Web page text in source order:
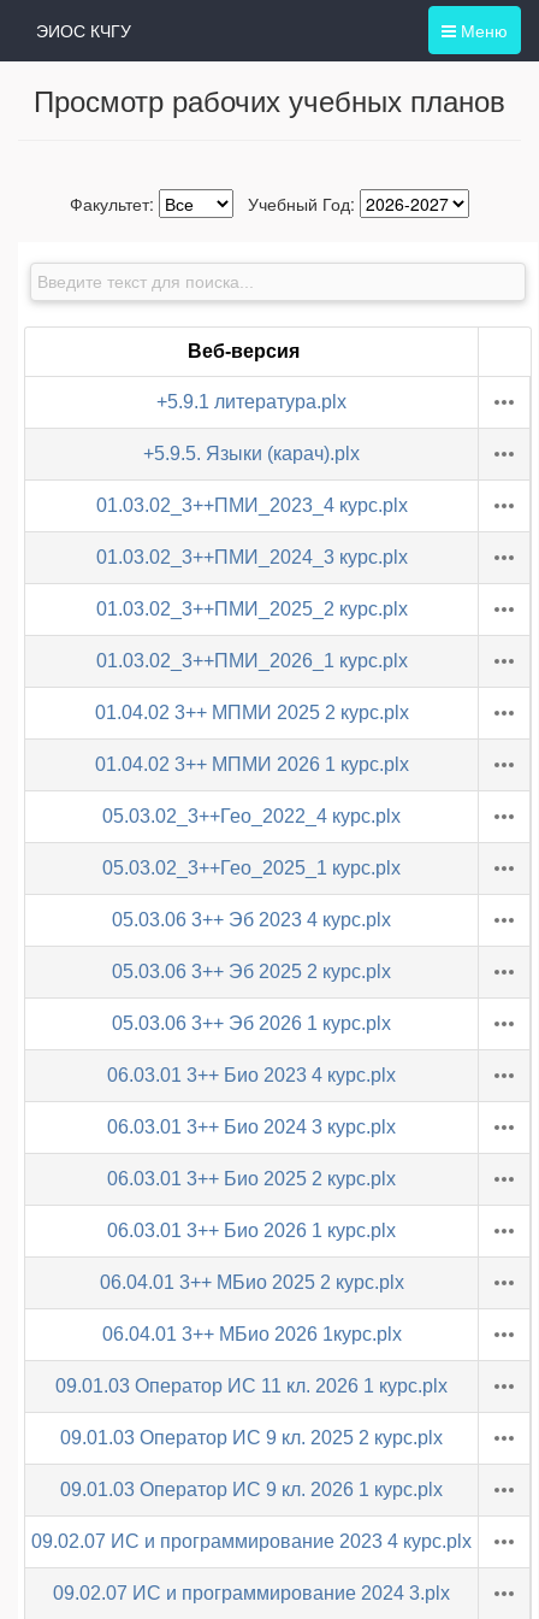
Меню
ЭИОС КЧГУ
Просмотр рабочих учебных планов
Факультет: Учебный Год:
Веб-версия
+5.9.1 литература.plx
+5.9.5. Языки (карач).plx
01.03.02_3++ПМИ_2023_4 курс.plx
01.03.02_3++ПМИ_2024_3 курс.plx
01.03.02_3++ПМИ_2025_2 курс.plx
01.03.02_3++ПМИ_2026_1 курс.plx
01.04.02 3++ МПМИ 2025 2 курс.plx
01.04.02 3++ МПМИ 2026 1 курс.plx
05.03.02_3++Гео_2022_4 курс.plx
05.03.02_3++Гео_2025_1 курс.plx
05.03.06 3++ Эб 2023 4 курс.plx
05.03.06 3++ Эб 2025 2 курс.plx
05.03.06 3++ Эб 2026 1 курс.plx
06.03.01 3++ Био 2023 4 курс.plx
06.03.01 3++ Био 2024 3 курс.plx
06.03.01 3++ Био 2025 2 курс.plx
06.03.01 3++ Био 2026 1 курс.plx
06.04.01 3++ МБио 2025 2 курс.plx
06.04.01 3++ МБио 2026 1курс.plx
09.01.03 Оператор ИС 11 кл. 2026 1 курс.plx
09.01.03 Оператор ИС 9 кл. 2025 2 курс.plx
09.01.03 Оператор ИС 9 кл. 2026 1 курс.plx
09.02.07 ИС и программирование 2023 4 курс.plx
09.02.07 ИС и программирование 2024 3.plx